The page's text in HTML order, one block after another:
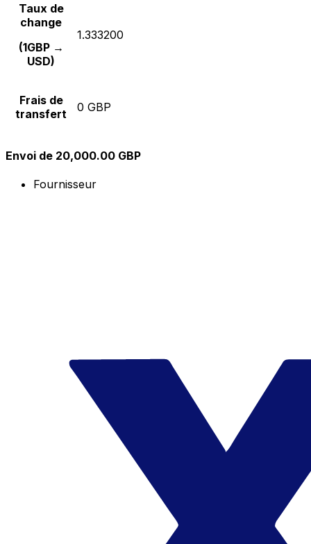
Taux de
change
(1GBP →
USD)
1.333200
Frais de
transfert
0 GBP
Envoi de 20,000.00 GBP
Fournisseur